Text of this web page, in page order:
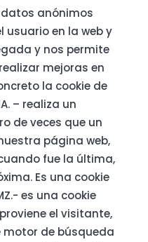
anónimos
usuario en la web y
y nos permite
mejoras en
la cookie de
– realiza un
de veces que un
página web,
fue la última,
Es una cookie
es una cookie
el visitante,
motor de búsqueda